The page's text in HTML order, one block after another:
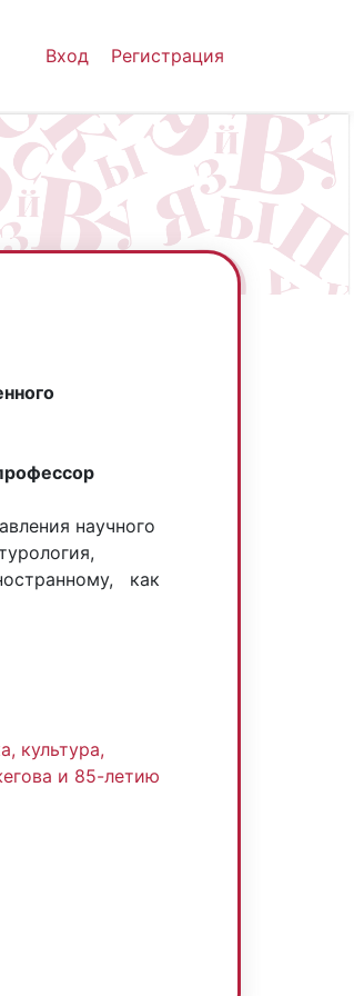
Вход Регистрация
научного
как
культура,
и 85-летию